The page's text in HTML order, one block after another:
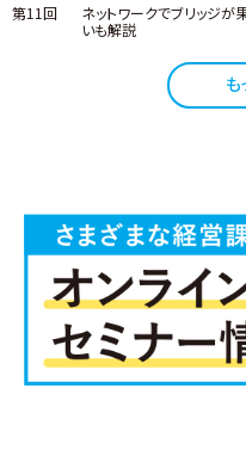
第11回
ネットワークでブリッジが
いも解説
も